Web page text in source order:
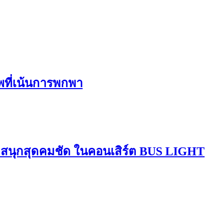
ที่เน้นการพกพา
นุกสุดคมชัด ในคอนเสิร์ต BUS LIGHT